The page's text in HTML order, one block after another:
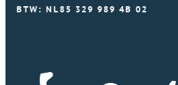
BTW: NL85 329 989 4B 02